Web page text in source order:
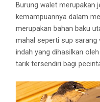
Burung walet merupakan
kemampuannya dalam
merupakan bahan baku
mahal seperti sup sarang
indah yang dihasilkan
tarik tersendiri bagi